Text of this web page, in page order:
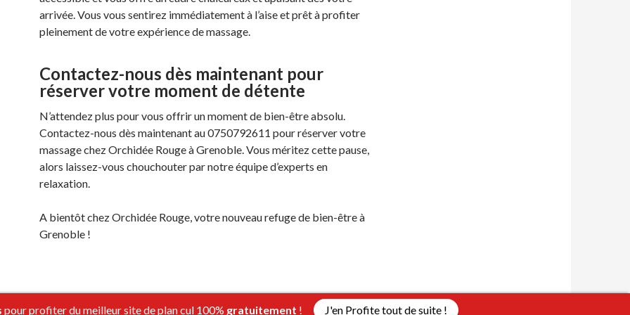
arrivée. Vous vous sentirez immédiatement à l’aise et prêt à profiter
pleinement de votre expérience de massage.
Contactez-nous dès maintenant pour
réserver votre moment de détente
N’attendez plus pour vous offrir un moment de bien-être absolu.
Contactez-nous dès maintenant au 0750792611 pour réserver votre
massage chez Orchidée Rouge à Grenoble. Vous méritez cette pause,
alors laissez-vous chouchouter par notre équipe d’experts en
relaxation.
A bientôt chez Orchidée Rouge, votre nouveau refuge de bien-être à
Grenoble !
pour profiter du meilleur site de plan cul 100% gratuitement ! J'en Profite tout de suite !